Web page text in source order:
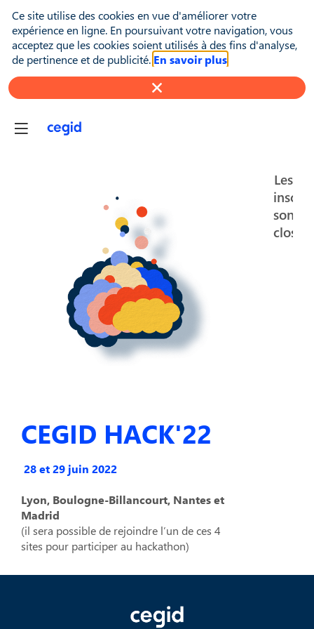
CEGID HACK'22
28 et 29 juin 2022
Lyon, Boulogne-Billancourt, Nantes et
Madrid
(il sera possible de rejoindre l’un de ces 4
sites pour participer au hackathon)
Les
sont
closes.
Ce site utilise des cookies en vue d'améliorer votre
expérience en ligne. En poursuivant votre navigation, vous
acceptez que les cookies soient utilisés à des fins d'analyse,
de pertinence et de publicité. En savoir plus